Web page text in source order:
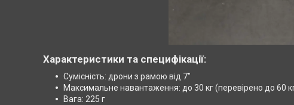
Характеристики та специфікації:
Сумісність: дрони з рамою від 7"
Максимальне навантаження: до 30 кг (перевірено до 60
Вага: 225 г